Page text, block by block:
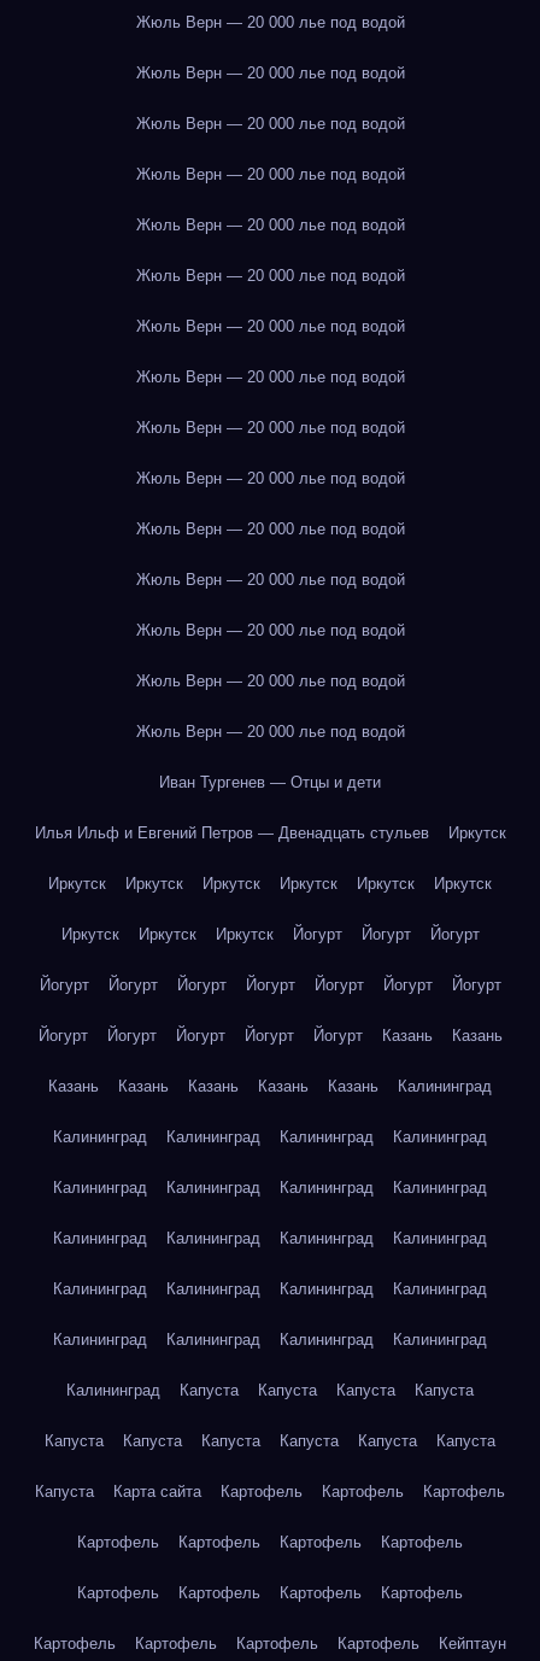
Жюль Верн — 20 000 лье под водой
Жюль Верн — 20 000 лье под водой
Жюль Верн — 20 000 лье под водой
Жюль Верн — 20 000 лье под водой
Жюль Верн — 20 000 лье под водой
Жюль Верн — 20 000 лье под водой
Жюль Верн — 20 000 лье под водой
Жюль Верн — 20 000 лье под водой
Жюль Верн — 20 000 лье под водой
Жюль Верн — 20 000 лье под водой
Жюль Верн — 20 000 лье под водой
Жюль Верн — 20 000 лье под водой
Жюль Верн — 20 000 лье под водой
Жюль Верн — 20 000 лье под водой
Жюль Верн — 20 000 лье под водой
Иван Тургенев — Отцы и дети
Илья Ильф и Евгений Петров — Двенадцать стульев Иркутск
Иркутск Иркутск Иркутск Иркутск Иркутск Иркутск
Иркутск Иркутск Иркутск Йогурт Йогурт Йогурт
Йогурт Йогурт Йогурт Йогурт Йогурт Йогурт Йогурт
Йогурт Йогурт Йогурт Йогурт Йогурт Казань Казань
Казань Казань Казань Казань Казань Калининград
Калининград Калининград Калининград Калининград
Калининград Калининград Калининград Калининград
Калининград Калининград Калининград Калининград
Калининград Калининград Калининград Калининград
Калининград Калининград Калининград Калининград
Калининград Капуста Капуста Капуста Капуста
Капуста Капуста Капуста Капуста Капуста Капуста
Капуста Карта сайта Картофель Картофель Картофель
Картофель Картофель Картофель Картофель
Картофель Картофель Картофель Картофель
Картофель Картофель Картофель Картофель Кейптаун